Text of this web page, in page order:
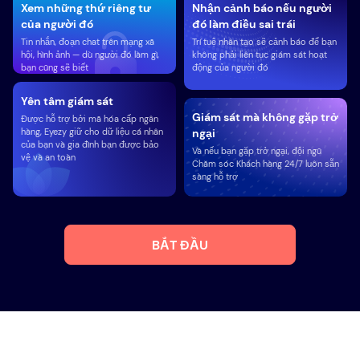
Yên tâm giám sát
Được hỗ trợ bởi mã hóa cấp ngân
hàng, Eyezy giữ cho dữ liệu cá nhân
của bạn và gia đình bạn được bảo
vệ và an toàn
Xem những thứ riêng tư
của người đó
Tin nhắn, đoạn chat trên mạng xã
hội, hình ảnh — dù người đó làm gì,
bạn cũng sẽ biết
Nhận cảnh báo nếu người
đó làm điều sai trái
Trí tuệ nhân tạo sẽ cảnh báo để bạn
không phải liên tục giám sát hoạt
động của người đó
Giám sát mà không gặp trở
ngại
Và nếu bạn gặp trở ngại, đội ngũ
Chăm sóc Khách hàng 24/7 luôn sẵn
sàng hỗ trợ
BẮT ĐẦU